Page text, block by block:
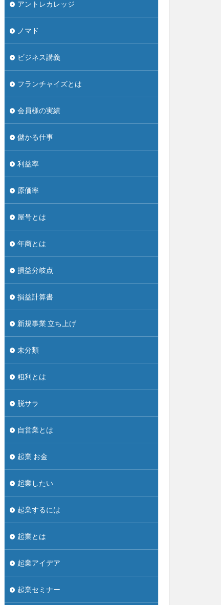
アントレカレッジ
ノマド
ビジネス講義
フランチャイズとは
会員様の実績
儲かる仕事
利益率
原価率
屋号とは
年商とは
損益分岐点
損益計算書
新規事業 立ち上げ
未分類
粗利とは
脱サラ
自営業とは
起業 お金
起業したい
起業するには
起業とは
起業アイデア
起業セミナー